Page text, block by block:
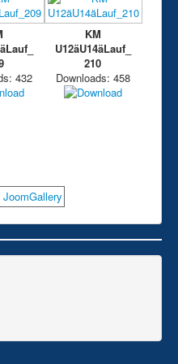
432
KM
U12äU14äLauf_
210
Downloads: 458